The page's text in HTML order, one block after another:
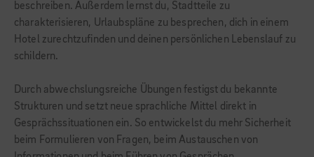
beschreiben. Außerdem lernst du, Stadtteile zu
charakterisieren, Urlaubspläne zu besprechen, dich in einem
Hotel zurechtzufinden und deinen persönlichen Lebenslauf zu
schildern.
Durch abwechslungsreiche Übungen festigst du bekannte
Strukturen und setzt neue sprachliche Mittel direkt in
Gesprächssituationen ein. So entwickelst du mehr Sicherheit
beim Formulieren von Fragen, beim Austauschen von